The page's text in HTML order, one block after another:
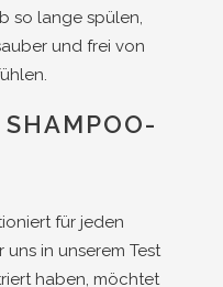
so lange spülen,
und frei von
SHAMPOO-
für jeden
in unserem Test
haben, möchtet